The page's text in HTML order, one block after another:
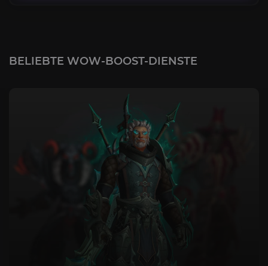
BELIEBTE WOW-BOOST-DIENSTE